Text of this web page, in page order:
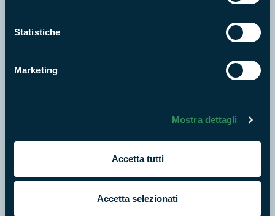
Statistiche
Marketing
Mostra dettagli
Accetta tutti
Accetta selezionati
Escursioni